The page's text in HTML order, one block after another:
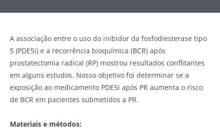
A associação entre o uso do inibidor da fosfodiesterase tipo
5 (PDE5i) e a recorrência bioquímica (BCR) após
prostatectomia radical (RP) mostrou resultados conflitantes
em alguns estudos. Nosso objetivo foi determinar se a
exposição ao medicamento PDE5i após PR aumenta o risco
de BCR em pacientes submetidos a PR.
Materiais e métodos: